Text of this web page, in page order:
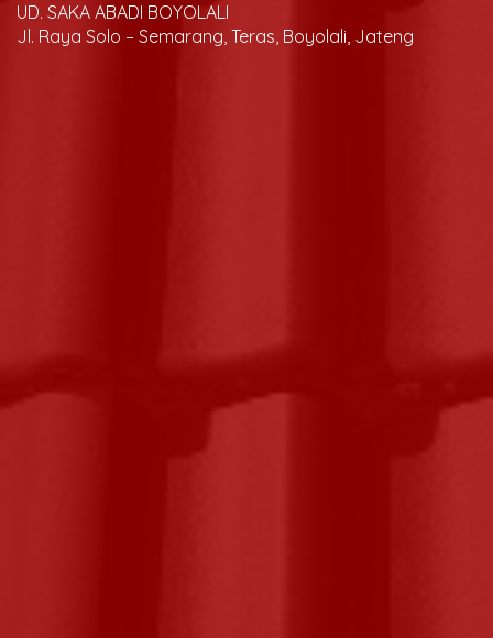
UD. SAKA ABADI BOYOLALI
Jl. Raya Solo – Semarang, Teras, Boyolali, Jateng